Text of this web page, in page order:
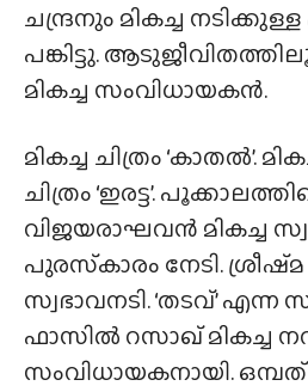
ചന്ദ്രനും മികച്ച
പങ്കിട്ടു.
മികച്ച സംവിധായകൻ.
മികച്ച ചിത്രം ‘കാതൽ’.
ചിത്രം ‘ഇരട്ട’.
വിജയരാഘവൻ മികച്ച
പുരസ്‌കാരം നേടി. ശ്രീഷ്‌മ
സ്വഭാവനടി. ‘തടവ്’ എന്ന
ഫാസിൽ റസാഖ് മികച്ച
സംവിധായകനായി.